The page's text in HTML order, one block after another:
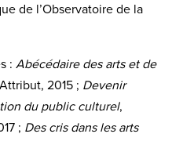
de l’Observatoire de la
: Abécédaire des arts et de
2015 ; Devenir
du public culturel,
; Des cris dans les arts